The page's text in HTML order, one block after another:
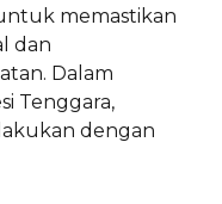
memastikan
dan
Dalam
Tenggara,
dengan